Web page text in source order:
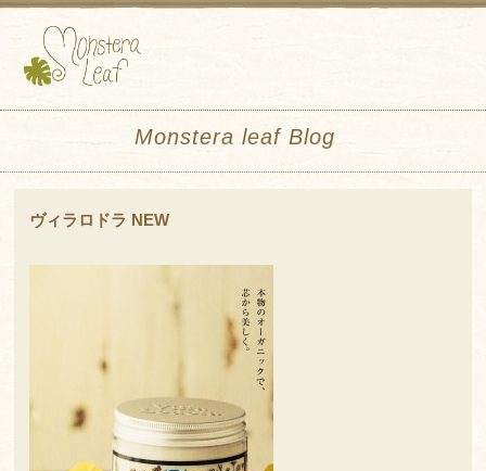
Monstera leaf Blog
ヴィラロドラ NEW